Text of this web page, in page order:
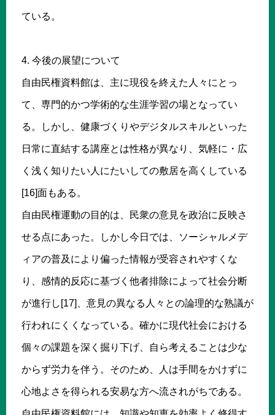
ている。
4. 今後の展望について
自由民権資料館は、主に現役を終えた人々にとっ
て、専門的かつ学術的な生涯学習の場となってい
る。しかし、健康づくりやデジタルスキルといった
日常に直結する講座とは性格が異なり、気軽に・広
く浅く知りたい人にたいしての敷居を高くしている
[16]面もある。
自由民権運動の目的は、民衆の意見を政治に反映さ
せる点にあった。しかし今日では、ソーシャルメデ
ィアの普及により偏った情報が受容されやすくな
り、感情的反応に基づく他者排除によって社会分断
が進行し[17]、意見の異なる人々との論理的な熟議が
行われにくくなっている。確かに現代社会における
個々の課題を深く掘り下げ、自ら考えることは少な
からず労力を伴う。そのため、人は手間をかけずに
心地よさを得られる安易な方へ流されがちである。